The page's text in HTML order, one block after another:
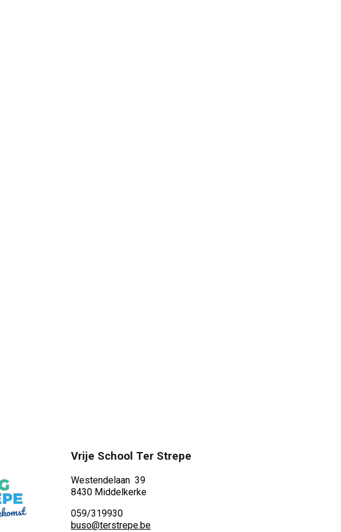
Vrije School Ter Strepe
Westendelaan 39
8430 Middelkerke
059/319930
buso@terstrepe.be